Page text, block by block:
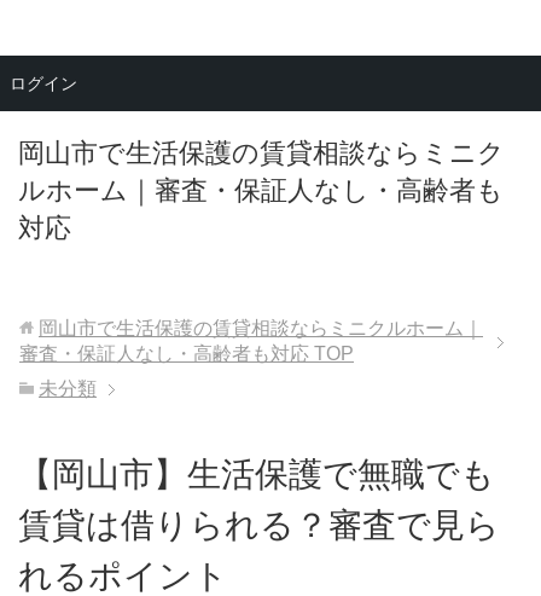
岡山市で生活保護の賃貸相談ならミニク
ルホーム｜審査・保証人なし・高齢者も
対応
メニュー
岡山市で生活保護の賃貸相談ならミニクルホーム｜
審査・保証人なし・高齢者も対応 TOP
未分類
【岡山市】生活保護で無職でも
賃貸は借りられる？審査で見ら
れるポイント
ログイン